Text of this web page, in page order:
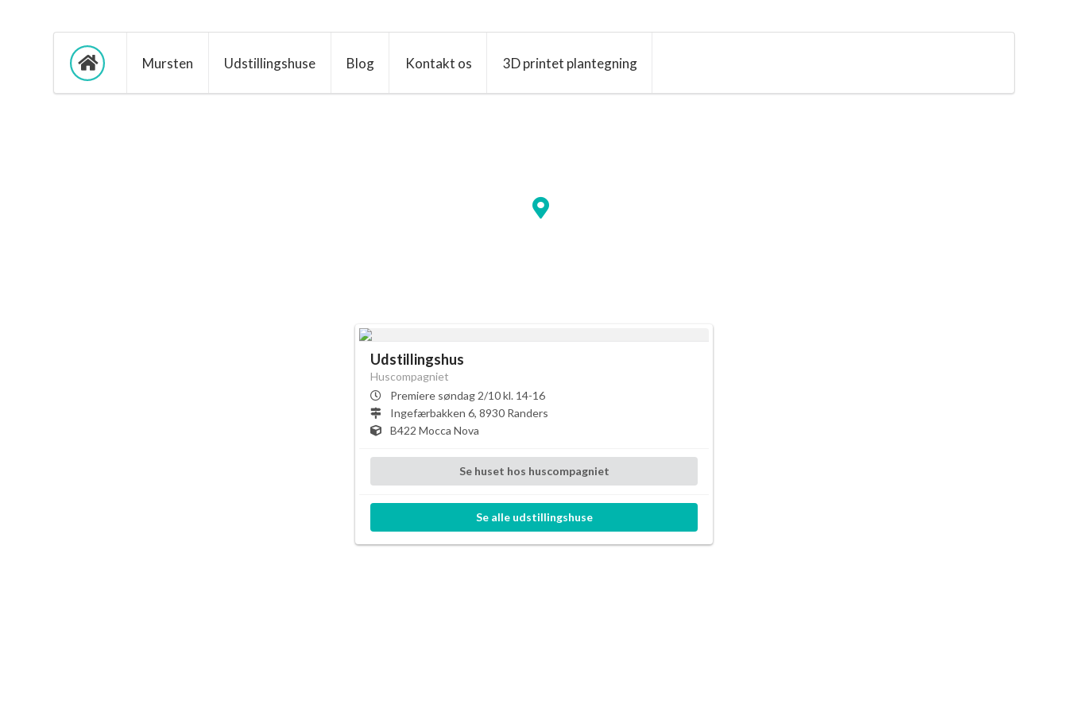
Mursten Udstillingshuse Blog Kontakt os 3D printet plantegning
Udstillingshus
Huscompagniet
Premiere søndag 2/10 kl. 14-16
Ingefærbakken 6, 8930 Randers
B422 Mocca Nova
Se huset hos huscompagniet
Se alle udstillingshuse